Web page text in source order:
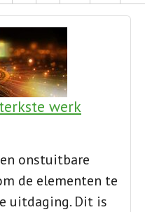
werk
onstuitbare
de elementen te
uitdaging. Dit is